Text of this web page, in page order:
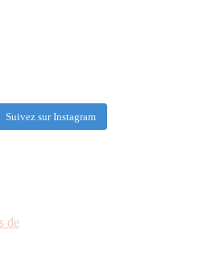
Suivez sur Instagram
de